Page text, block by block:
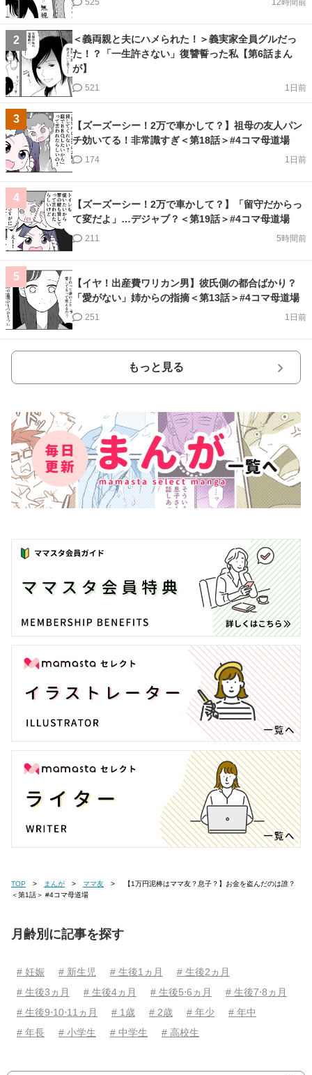
12時間前
525
2
＜義両親と夫にハメられた！＞義実家全員グルだっ
た！？「一生許さない」復讐誓った私【第6話まん
が】
1日前
521
3
【ズーズーシー！2万で車かして？】祖母の友人パン
チ効いてる！非常識すぎ＜第18話＞#4コマ母道場
1日前
174
4
【ズーズーシー！2万で車かして？】「留守だからっ
て変だよ」…デジャブ？＜第19話＞#4コマ母道場
5時間前
211
5
【イヤ！出産費ワリカン男】彼氏側の都合ばかり？
「愛がない」姉からの指摘＜第13話＞#4コマ母道場
1日前
251
もっと見る
TOP まんが ママ友
＜第1話＞ #4コマ母道場
月齢別に記事を探す
# 妊娠 # 新生児 # 生後1ヵ月
# 生後2ヵ月
# 生後3ヵ月
# 生後4ヵ月 # 生後5⋅6ヵ月
# 生後7⋅8ヵ月
# 生後9⋅10⋅11ヵ月
# 1歳 # 2歳 # 年少
# 年中
# 年長
# 小学生 # 中学生 # 高校生